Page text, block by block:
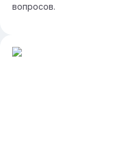
вопросов.